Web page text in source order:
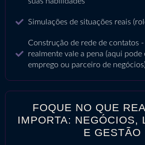
Simulações de situações reais
Construção de rede de contatos -
realmente vale a pena (aqui pode
emprego ou parceiro de
FOQUE NO QUE
IMPORTA: NEGÓCIOS,
E GESTÃO